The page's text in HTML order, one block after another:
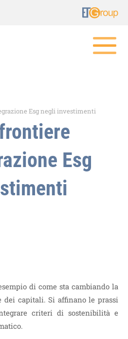
Esg negli investimenti
Esg
di come sta cambiando la
dei capitali. Si affinano le prassi
criteri di sostenibilità e